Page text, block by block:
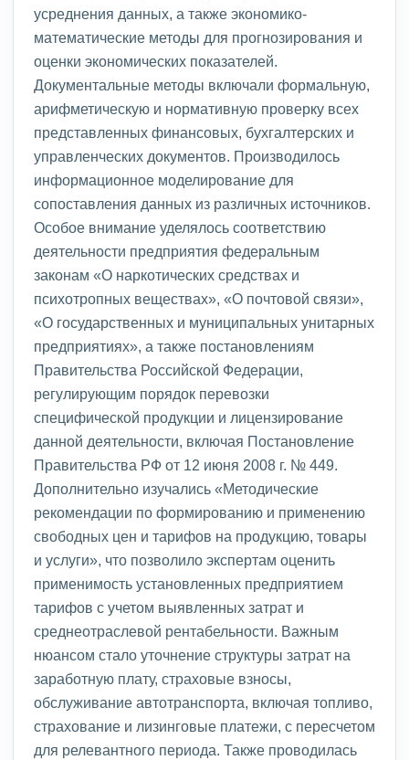
усреднения данных, а также экономико-
математические методы для прогнозирования и
оценки экономических показателей.
Документальные методы включали формальную,
арифметическую и нормативную проверку всех
представленных финансовых, бухгалтерских и
управленческих документов. Производилось
информационное моделирование для
сопоставления данных из различных источников.
Особое внимание уделялось соответствию
деятельности предприятия федеральным
законам «О наркотических средствах и
психотропных веществах», «О почтовой связи»,
«О государственных и муниципальных унитарных
предприятиях», а также постановлениям
Правительства Российской Федерации,
регулирующим порядок перевозки
специфической продукции и лицензирование
данной деятельности, включая Постановление
Правительства РФ от 12 июня 2008 г. № 449.
Дополнительно изучались «Методические
рекомендации по формированию и применению
свободных цен и тарифов на продукцию, товары
и услуги», что позволило экспертам оценить
применимость установленных предприятием
тарифов с учетом выявленных затрат и
среднеотраслевой рентабельности. Важным
нюансом стало уточнение структуры затрат на
заработную плату, страховые взносы,
обслуживание автотранспорта, включая топливо,
страхование и лизинговые платежи, с пересчетом
для релевантного периода. Также проводилась